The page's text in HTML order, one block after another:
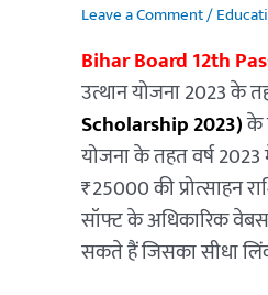
Leave a Comment/
Bihar Board 12th
उत्थान योजना 2023 के
Scholarship 2023)के
योजना के तहत वर्ष 2023
₹25000 की प्रोत्साहन
सॉफ्ट के अधिकारिक
सकते हैं जिसका सीधा
2023